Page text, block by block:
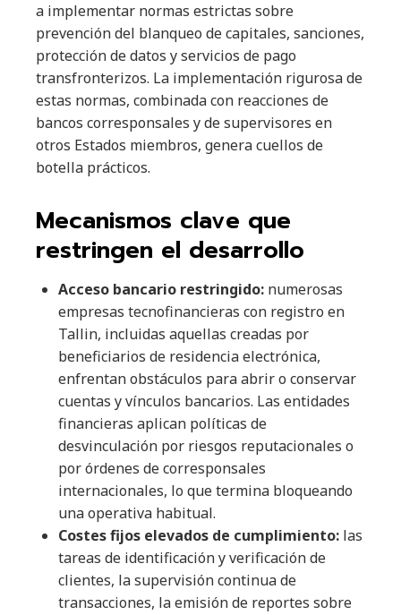
a implementar normas estrictas sobre
prevención del blanqueo de capitales, sanciones,
protección de datos y servicios de pago
transfronterizos. La implementación rigurosa de
estas normas, combinada con reacciones de
bancos corresponsales y de supervisores en
otros Estados miembros, genera cuellos de
botella prácticos.
Mecanismos clave que
restringen el desarrollo
Acceso bancario restringido: numerosas
empresas tecnofinancieras con registro en
Tallin, incluidas aquellas creadas por
beneficiarios de residencia electrónica,
enfrentan obstáculos para abrir o conservar
cuentas y vínculos bancarios. Las entidades
financieras aplican políticas de
desvinculación por riesgos reputacionales o
por órdenes de corresponsales
internacionales, lo que termina bloqueando
una operativa habitual.
Costes fijos elevados de cumplimiento: las
tareas de identificación y verificación de
clientes, la supervisión continua de
transacciones, la emisión de reportes sobre